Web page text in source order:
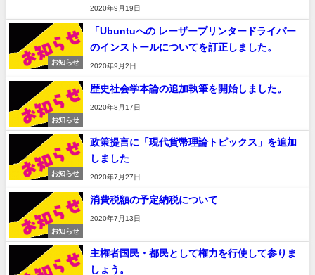
2020年9月19日
お知らせ
「Ubuntuへの レーザープリンタードライバー
のインストールについてを訂正しました。
2020年9月2日
お知らせ
歴史社会学本論の追加執筆を開始しました。
2020年8月17日
お知らせ
政策提言に「現代貨幣理論トピックス」を追加
しました
2020年7月27日
お知らせ
消費税額の予定納税について
2020年7月13日
主権者国民・都民として権力を行使して参りま
しょう。